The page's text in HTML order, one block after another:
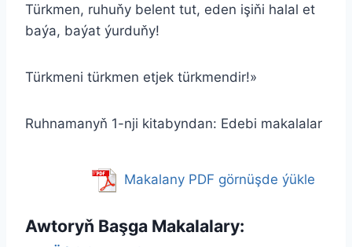
Türkmen, ruhuňy belent tut, eden işiňi halal et
baýa, baýat ýurduňy!
Türkmeni türkmen etjek türkmendir!»
Ruhnamanyň 1-nji kitabyndan: Edebi makalalar
Makalany PDF görnüşde ýükle
Awtoryň Başga Makalalary: